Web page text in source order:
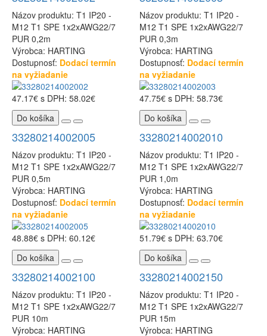
Názov produktu: T1 IP20 -
M12 T1 SPE 1x2xAWG22/7
PUR 0,2m
Výrobca: HARTING
Dostupnosť: Dodací termín
na vyžiadanie
47.17€ s DPH: 58.02€
Do košíka
Názov produktu: T1 IP20 -
M12 T1 SPE 1x2xAWG22/7
PUR 0,3m
Výrobca: HARTING
Dostupnosť: Dodací termín
na vyžiadanie
47.75€ s DPH: 58.73€
Do košíka
33280214002005
Názov produktu: T1 IP20 -
M12 T1 SPE 1x2xAWG22/7
PUR 0,5m
Výrobca: HARTING
Dostupnosť: Dodací termín
na vyžiadanie
48.88€ s DPH: 60.12€
Do košíka
33280214002010
Názov produktu: T1 IP20 -
M12 T1 SPE 1x2xAWG22/7
PUR 1,0m
Výrobca: HARTING
Dostupnosť: Dodací termín
na vyžiadanie
51.79€ s DPH: 63.70€
Do košíka
33280214002100
Názov produktu: T1 IP20 -
M12 T1 SPE 1x2xAWG22/7
PUR 10m
Výrobca: HARTING
33280214002150
Názov produktu: T1 IP20 -
M12 T1 SPE 1x2xAWG22/7
PUR 15m
Výrobca: HARTING